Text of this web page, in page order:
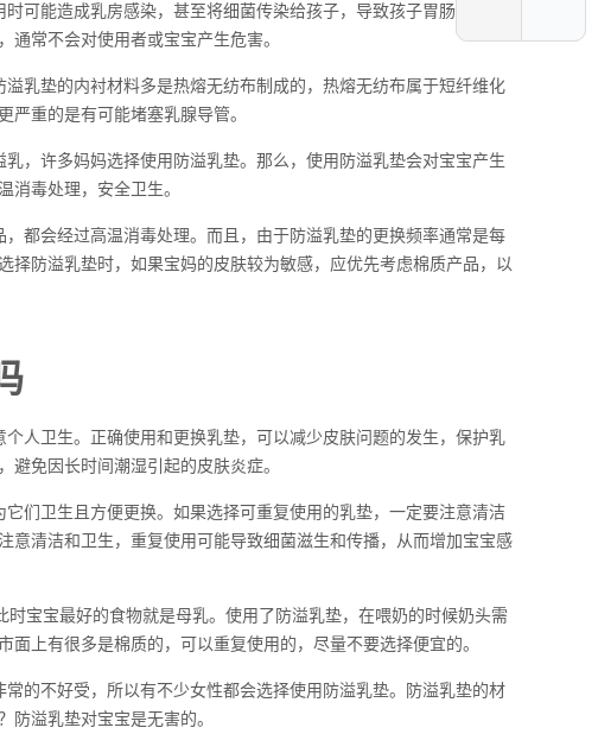
可能造成乳房感染，甚至将细菌传染给孩子，导致孩子胃肠道感
常不会对使用者或宝宝产生危害。
乳垫的内衬材料多是热熔无纺布制成的，热熔无纺布属于短纤维化
重的是有可能堵塞乳腺导管。
，许多妈妈选择使用防溢乳垫。那么，使用防溢乳垫会对宝宝产生
消毒处理，安全卫生。
都会经过高温消毒处理。而且，由于防溢乳垫的更换频率通常是每
防溢乳垫时，如果宝妈的皮肤较为敏感，应优先考虑棉质产品，以
人卫生。正确使用和更换乳垫，可以减少皮肤问题的发生，保护乳
免因长时间潮湿引起的皮肤炎症。
们卫生且方便更换。如果选择可重复使用的乳垫，一定要注意清洁
清洁和卫生，重复使用可能导致细菌滋生和传播，从而增加宝宝感
宝宝最好的食物就是母乳。使用了防溢乳垫，在喂奶的时候奶头需
上有很多是棉质的，可以重复使用的，尽量不要选择便宜的。
的不好受，所以有不少女性都会选择使用防溢乳垫。防溢乳垫的材
溢乳垫对宝宝是无害的。